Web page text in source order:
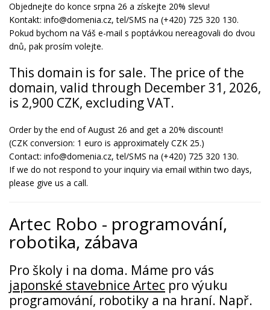
Objednejte do konce srpna 26 a získejte 20% slevu!
Kontakt: info@domenia.cz, tel/SMS na (+420) 725 320 130.
Pokud bychom na Váš e-mail s poptávkou nereagovali do dvou
dnů, pak prosím volejte.
This domain is for sale. The price of the
domain, valid through December 31, 2026,
is 2,900 CZK, excluding VAT.
Order by the end of August 26 and get a 20% discount!
(CZK conversion: 1 euro is approximately CZK 25.)
Contact: info@domenia.cz, tel/SMS na (+420) 725 320 130.
If we do not respond to your inquiry via email within two days,
please give us a call.
Artec Robo - programování,
robotika, zábava
Pro školy i na doma. Máme pro vás
japonské stavebnice Artec pro výuku
programování, robotiky a na hraní. Např.